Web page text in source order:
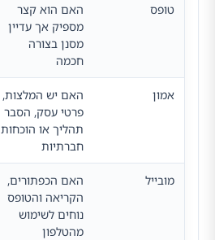
טופס
האם הוא קצר
מספיק אך עדיין
מסנן בצורה
חכמה
אמון
האם יש המלצות,
פרטי עסק, הסבר
תהליך או הוכחות
חברתיות
מובייל
האם הכפתורים,
הקריאה והטופס
נוחים לשימוש
מהטלפון